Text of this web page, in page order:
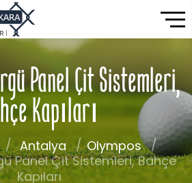
Panel Çit Sistemleri,
Kapıları
Antalya
Olympos
Panel Çit Sistemleri, Bahçe
Kapıları